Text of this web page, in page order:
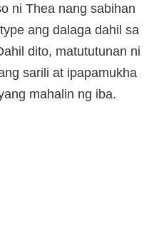
ni Thea nang sabihan
ang dalaga dahil sa
dito, matututunan ni
sarili at ipapamukha
mahalin ng iba.